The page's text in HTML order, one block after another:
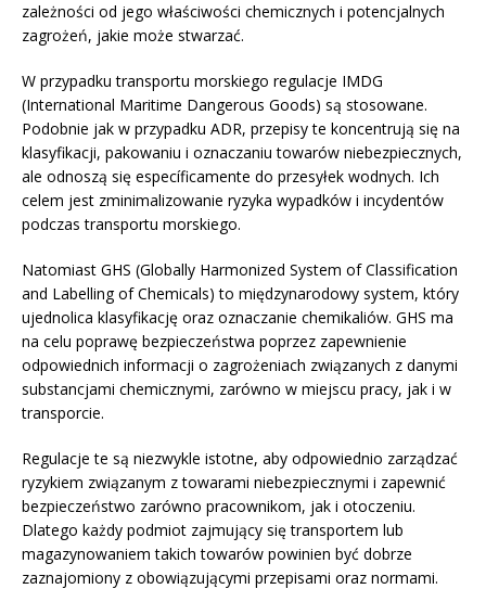
zależności od jego właściwości chemicznych i potencjalnych
zagrożeń, jakie może stwarzać.
W przypadku transportu morskiego regulacje IMDG
(International Maritime Dangerous Goods) są stosowane.
Podobnie jak w przypadku ADR, przepisy te koncentrują się na
klasyfikacji, pakowaniu i oznaczaniu towarów niebezpiecznych,
ale odnoszą się específicamente do przesyłek wodnych. Ich
celem jest zminimalizowanie ryzyka wypadków i incydentów
podczas transportu morskiego.
Natomiast GHS (Globally Harmonized System of Classification
and Labelling of Chemicals) to międzynarodowy system, który
ujednolica klasyfikację oraz oznaczanie chemikaliów. GHS ma
na celu poprawę bezpieczeństwa poprzez zapewnienie
odpowiednich informacji o zagrożeniach związanych z danymi
substancjami chemicznymi, zarówno w miejscu pracy, jak i w
transporcie.
Regulacje te są niezwykle istotne, aby odpowiednio zarządzać
ryzykiem związanym z towarami niebezpiecznymi i zapewnić
bezpieczeństwo zarówno pracownikom, jak i otoczeniu.
Dlatego każdy podmiot zajmujący się transportem lub
magazynowaniem takich towarów powinien być dobrze
zaznajomiony z obowiązującymi przepisami oraz normami.